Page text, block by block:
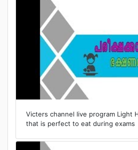
Victers channel live program Light
that is perfect to eat during exams